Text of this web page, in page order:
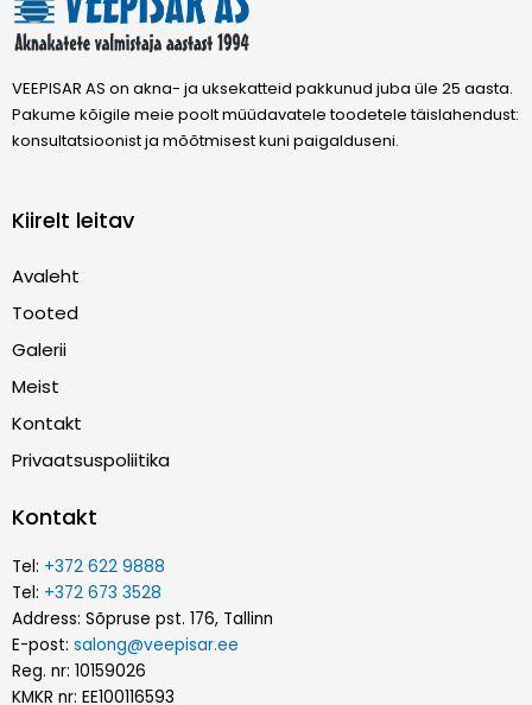
VEEPISAR AS on akna- ja uksekatteid pakkunud juba üle 25 aasta.
Pakume kõigile meie poolt müüdavatele toodetele täislahendust:
konsultatsioonist ja mõõtmisest kuni paigalduseni.
Kiirelt leitav
Avaleht
Tooted
Galerii
Meist
Kontakt
Privaatsuspoliitika
Kontakt
Tel: +372 622 9888
Tel: +372 673 3528
Address: Sõpruse pst. 176, Tallinn
E-post: salong@veepisar.ee
Reg. nr: 10159026
KMKR nr: EE100116593